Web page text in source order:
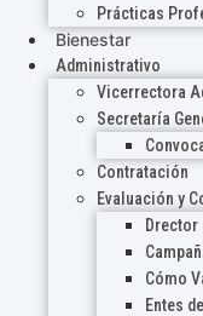
Prácticas
Bienestar
Administrativo
Vicerrectora
Secretaría
Contratación
Evaluación y
Drector
Cómo
Entes